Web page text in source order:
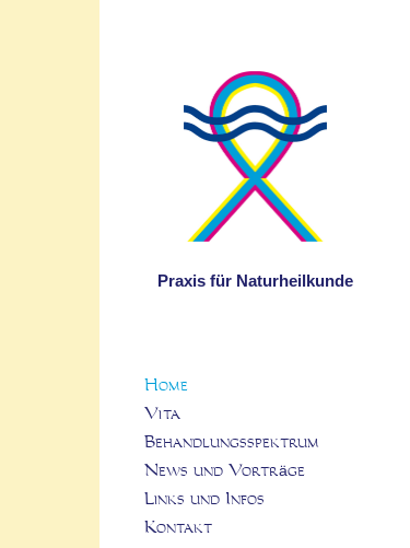
Praxis für Naturheilkunde
Home
Vita
Behandlungsspektrum
News und Vorträge
Links und Infos
Kontakt